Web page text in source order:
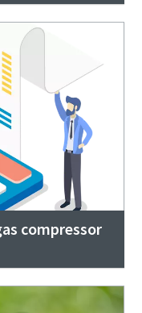
compressor